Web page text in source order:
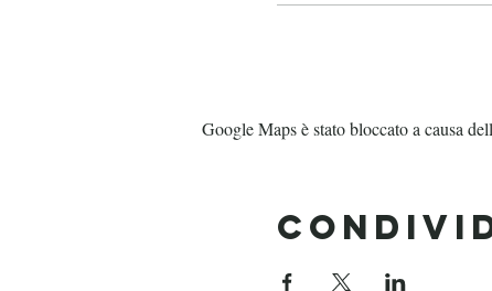
Google Maps è stato bloccato a causa